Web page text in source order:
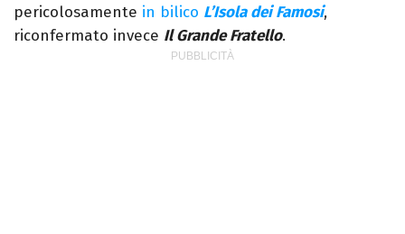
pericolosamente in bilico L’Isola dei Famosi,
riconfermato invece Il Grande Fratello.